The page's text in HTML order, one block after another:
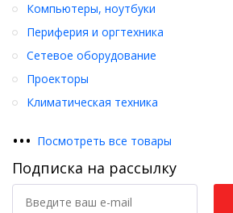
Компьютеры, ноутбуки
Периферия и оргтехника
Сетевое оборудование
Проекторы
Климатическая техника
••• Посмотреть все товары
Подписка на рассылку